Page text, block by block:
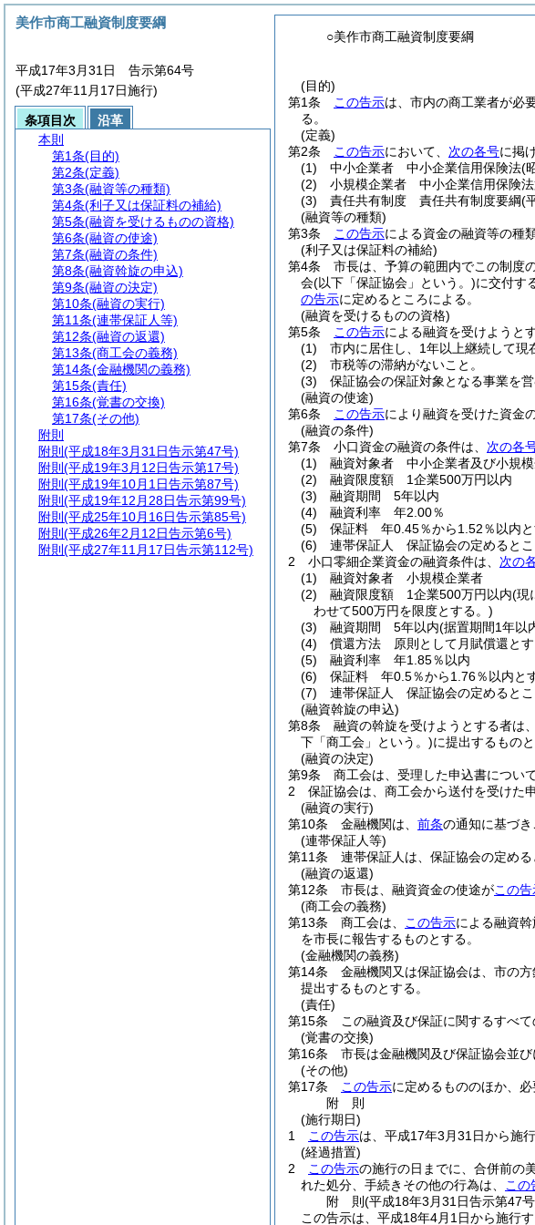
○美作市商工融資制度要綱
(目的)
第1条
この告示は、市内の商工業者が必
る。
(定義)
第2条
この告示において、 次の各号に掲
(1)
中小企業者 中小企業信用保険法(
(2)
小規模企業者 中小企業信用保険法
(3)
責任共有制度 責任共有制度要綱(
(融資等の種類)
第3条
この告示による資金の融資等の種
(利子又は保証料の補給)
第4条
市長は、予算の範囲内でこの制度
会(以下「保証協会」という。)に交付す
の告示に定めるところによる。
(融資を受けるものの資格)
第5条
この告示による融資を受けようと
(1)
市内に居住し、1年以上継続して現
(2)
市税等の滞納がないこと。
(3)
保証協会の保証対象となる事業を営
(融資の使途)
第6条
この告示により融資を受けた資金
(融資の条件)
第7条
小口資金の融資の条件は、 次の各
(1)
融資対象者 中小企業者及び小規
(2)
融資限度額 1企業500万円以内
(3)
融資期間 5年以内
(4)
融資利率 年2.00％
(5)
保証料 年0.45％から1.52％以内と
(6)
連帯保証人 保証協会の定めるとこ
2
小口零細企業資金の融資条件は、 次の
(1)
融資対象者 小規模企業者
(2)
融資限度額 1企業500万円以内(現
わせて500万円を限度とする。)
(3)
融資期間 5年以内(据置期間1年以
(4)
償還方法 原則として月賦償還とす
(5)
融資利率 年1.85％以内
(6)
保証料 年0.5％から1.76％以内とす
(7)
連帯保証人 保証協会の定めるとこ
(融資斡旋の申込)
第8条
融資の斡旋を受けようとする者は
下「商工会」という。)に提出するものと
(融資の決定)
第9条
商工会は、受理した申込書につい
2
保証協会は、商工会から送付を受けた
(融資の実行)
第10条
金融機関は、 前条の通知に基づ
(連帯保証人等)
第11条
連帯保証人は、保証協会の定め
(融資の返還)
第12条
市長は、融資資金の使途がこの
(商工会の義務)
第13条
商工会は、 この告示による融資
を市長に報告するものとする。
(金融機関の義務)
第14条
金融機関又は保証協会は、市の
提出するものとする。
(責任)
第15条
この融資及び保証に関するすべ
(覚書の交換)
第16条
市長は金融機関及び保証協会並び
(その他)
第17条
この告示に定めるもののほか、
附 則
(施行期日)
1
この告示は、平成17年3月31日から施行
(経過措置)
2
この告示の施行の日までに、合併前の
れた処分、手続きその他の行為は、
この
附 則(平成18年3月31日告示第47
この告示は、平成18年4月1日から施行す
美作市商工融資制度要綱
平成17年3月31日 告示第64号
(平成27年11月17日施行)
条項目次
沿革
本則
第1条(目的)
第2条(定義)
第3条(融資等の種類)
第4条(利子又は保証料の補給)
第5条(融資を受けるものの資格)
第6条(融資の使途)
第7条(融資の条件)
第8条(融資斡旋の申込)
第9条(融資の決定)
第10条(融資の実行)
第11条(連帯保証人等)
第12条(融資の返還)
第13条(商工会の義務)
第14条(金融機関の義務)
第15条(責任)
第16条(覚書の交換)
第17条(その他)
附則
附則 (平成18年3月31日告示第47号)
附則 (平成19年3月12日告示第17号)
附則 (平成19年10月1日告示第87号)
附則 (平成19年12月28日告示第99号)
附則 (平成25年10月16日告示第85号)
附則 (平成26年2月12日告示第6号)
附則 (平成27年11月17日告示第112号)